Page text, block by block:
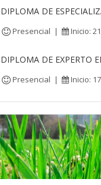
DIPLOMA DE
Presencial | Inicio:
DIPLOMA DE EXPERTO
Presencial | Inicio: